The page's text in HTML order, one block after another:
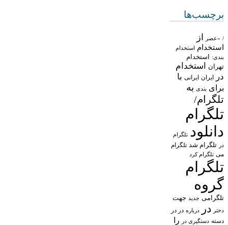
برچسب‌ها
/ «عصر از
استخدام استخدام
بندی: استخدام
تهران
استخدام
در
ایران ایرانی با
برای بندی به
تلگرام/
تلگرام
دانلود تلگرام
در تلگرام شد تلگرام
می تلگرام کرد
تلگرام
گروه
تلگرامی جدید جهت
دختر در درباره در در
دسته دستگیری در را